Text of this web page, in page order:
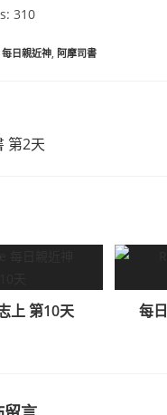
310
每日親近神 阿摩司書
第2天
上 第10天 每